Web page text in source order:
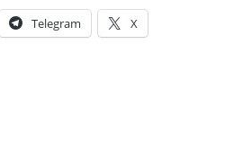
Telegram X